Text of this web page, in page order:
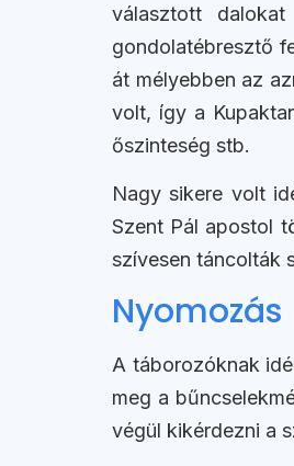
választott
gondolatébresztő
át mélyebben az
volt, így a
őszinteség stb.
Nagy sikere volt
Szent Pál apostol
szívesen táncolták
Nyomozás
A táborozóknak
meg a
végül kikérdezni a